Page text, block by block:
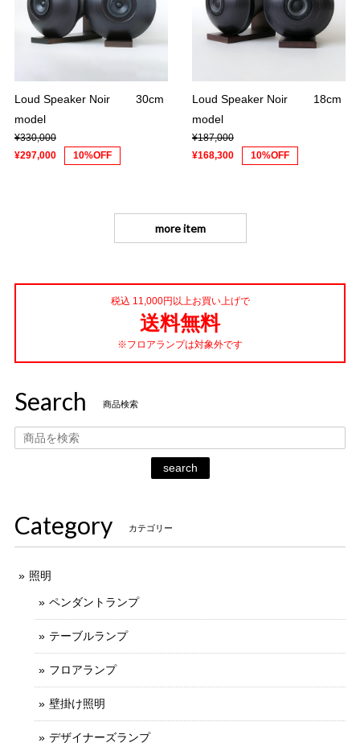
Loud Speaker Noir 30cm
model
¥330,000
¥297,000
10%OFF
Loud Speaker Noir 18cm
model
¥187,000
¥168,300
10%OFF
more item
税込 11,000円以上お買い上げで
送料無料
※フロアランプは対象外です
Search 商品検索
search
Category カテゴリー
照明
ペンダントランプ
テーブルランプ
フロアランプ
壁掛け照明
デザイナーズランプ